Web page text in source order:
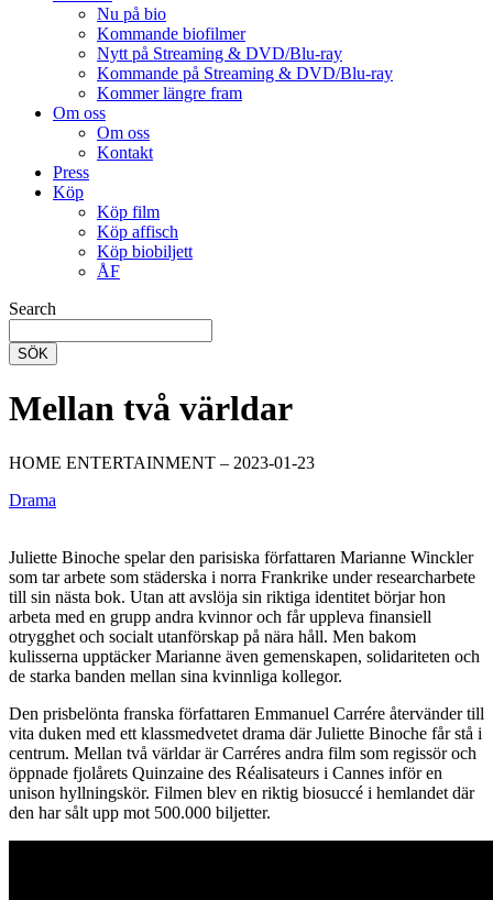
Nu på bio
Kommande biofilmer
Nytt på Streaming & DVD/Blu-ray
Kommande på Streaming & DVD/Blu-ray
Kommer längre fram
Om oss
Om oss
Kontakt
Press
Köp
Köp film
Köp affisch
Köp biobiljett
ÅF
Search
SÖK
Mellan två världar
HOME ENTERTAINMENT – 2023-01-23
Drama
Juliette Binoche spelar den parisiska författaren Marianne Winckler
som tar arbete som städerska i norra Frankrike under researcharbete
till sin nästa bok. Utan att avslöja sin riktiga identitet börjar hon
arbeta med en grupp andra kvinnor och får uppleva finansiell
otrygghet och socialt utanförskap på nära håll. Men bakom
kulisserna upptäcker Marianne även gemenskapen, solidariteten och
de starka banden mellan sina kvinnliga kollegor.
Den prisbelönta franska författaren Emmanuel Carrére återvänder till
vita duken med ett klassmedvetet drama där Juliette Binoche får stå i
centrum. Mellan två världar är Carréres andra film som regissör och
öppnade fjolårets Quinzaine des Réalisateurs i Cannes inför en
unison hyllningskör. Filmen blev en riktig biosuccé i hemlandet där
den har sålt upp mot 500.000 biljetter.